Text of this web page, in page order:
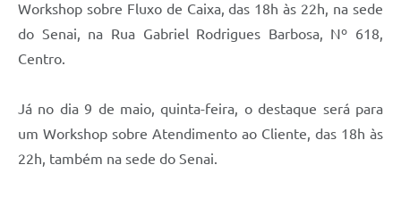
Workshop sobre Fluxo de Caixa, das 18h às 22h, na sede
do Senai, na Rua Gabriel Rodrigues Barbosa, Nº 618,
Centro.
Já no dia 9 de maio, quinta-feira, o destaque será para
um Workshop sobre Atendimento ao Cliente, das 18h às
22h, também na sede do Senai.